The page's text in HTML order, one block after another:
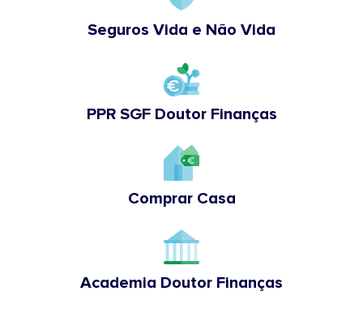
Seguros Vida e Não Vida
PPR SGF Doutor Finanças
Comprar Casa
Academia Doutor Finanças